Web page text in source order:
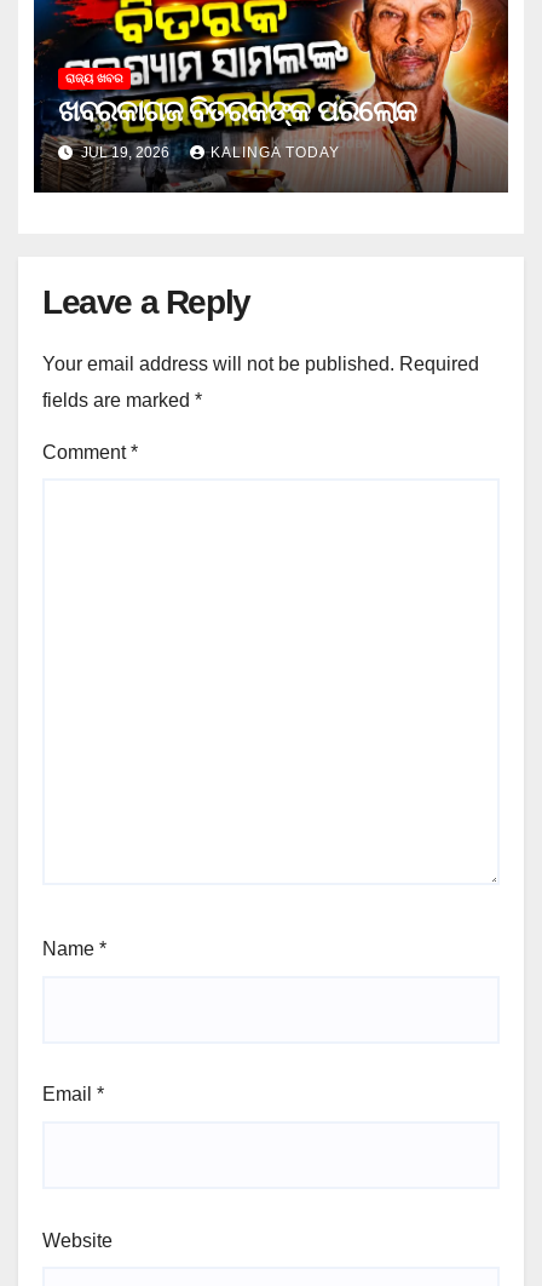
ରାଜ୍ୟ ଖବର
ଖବରକାଗଜ ବିତରକଙ୍କ ପରଲୋକ
JUL 19, 2026 KALINGA TODAY
Leave a Reply
Your email address will not be published. Required
fields are marked *
Comment*
Name *
Email *
Website